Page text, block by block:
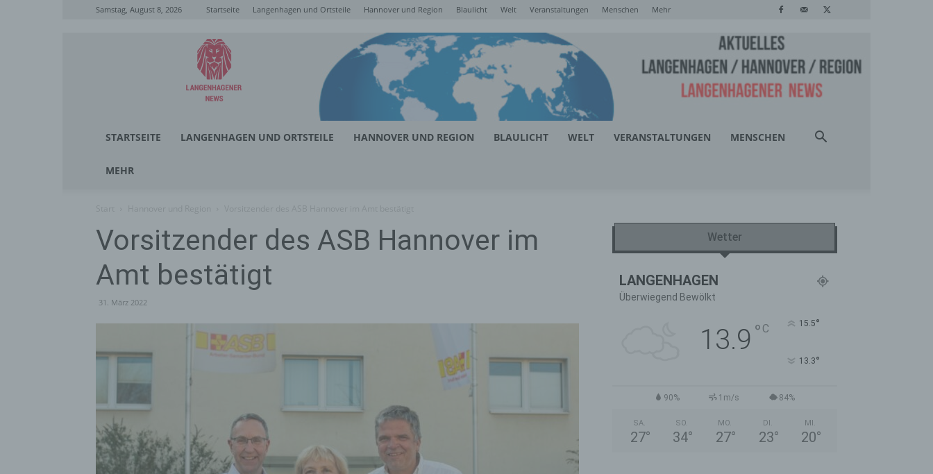
Samstag, August 8, 2026 Startseite Langenhagen und Ortsteile Hannover und Region Blaulicht Welt Veranstaltungen Menschen Mehr
Langenhagener
News
STARTSEITE LANGENHAGEN UND ORTSTEILE HANNOVER UND REGION BLAULICHT WELT VERANSTALTUNGEN MENSCHEN
MEHR
Vorsitzender des ASB Hannover im
Amt bestätigt
31. März 2022
Wetter
LANGENHAGEN
Überwiegend Bewölkt
13.9 ° C 15.5°
13.3°
90% 1m/s 84%
SA.
27°
SO.
34°
MO.
27°
DI.
23°
MI.
20°